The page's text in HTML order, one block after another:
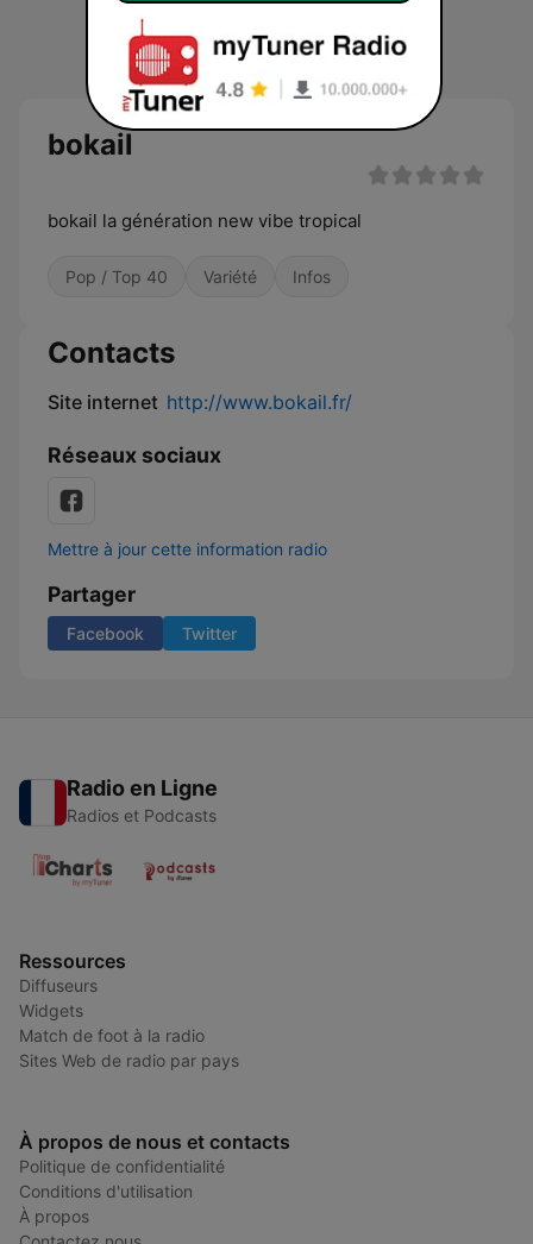
bokail
bokail la génération new vibe tropical
Pop / Top 40 Variété Infos
Contacts
Site internet http://www.bokail.fr/
Réseaux sociaux
Mettre à jour cette information radio
Partager
Facebook Twitter
Radio en Ligne
Radios et Podcasts
Ressources
Diffuseurs
Widgets
Match de foot à la radio
Sites Web de radio par pays
À propos de nous et contacts
Politique de confidentialité
Conditions d'utilisation
À propos